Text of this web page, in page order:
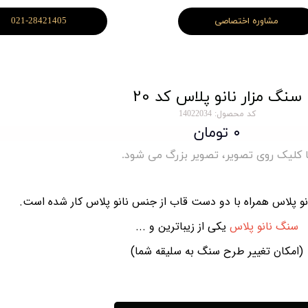
021-28421405 مشاوره اختصاصی
سنگ مزار نانو پلاس کد 20
کد محصول: 14022034
۰ تومان
کلیک روی تصویر، تصویر بزرگ می شود.
پلاس همراه با دو دست قاب از جنس نانو پلاس کار شده است.
سنگ نانو پلاس یکی از زیباترین و ...
(امکان تغییر طرح سنگ به سلیقه شما)